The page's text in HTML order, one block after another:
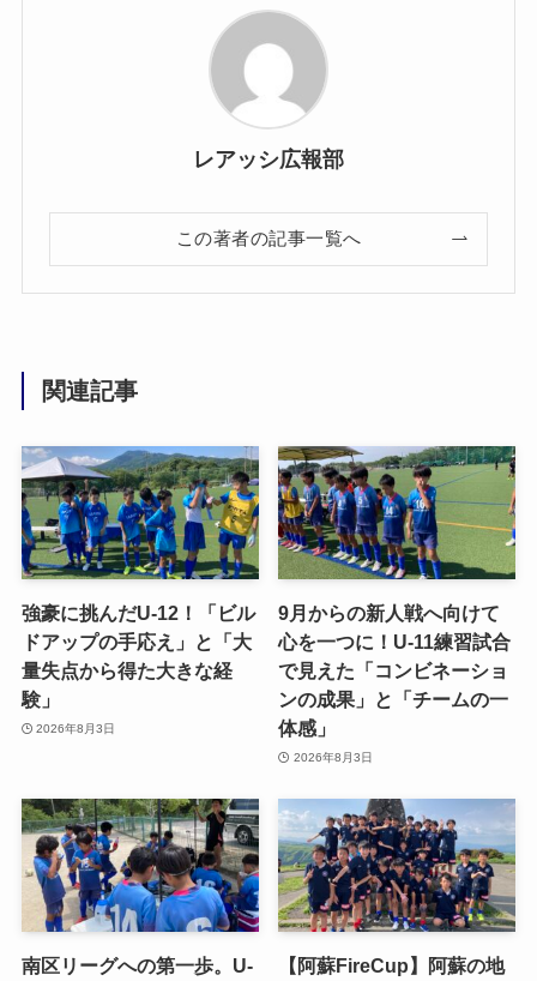
レアッシ広報部
この著者の記事一覧へ
関連記事
強豪に挑んだU-12！「ビル
ドアップの手応え」と「大
量失点から得た大きな経
験」
2026年8月3日
9月からの新人戦へ向けて
心を一つに！U-11練習試合
で見えた「コンビネーショ
ンの成果」と「チームの一
体感」
2026年8月3日
南区リーグへの第一歩。U- 【阿蘇FireCup】阿蘇の地